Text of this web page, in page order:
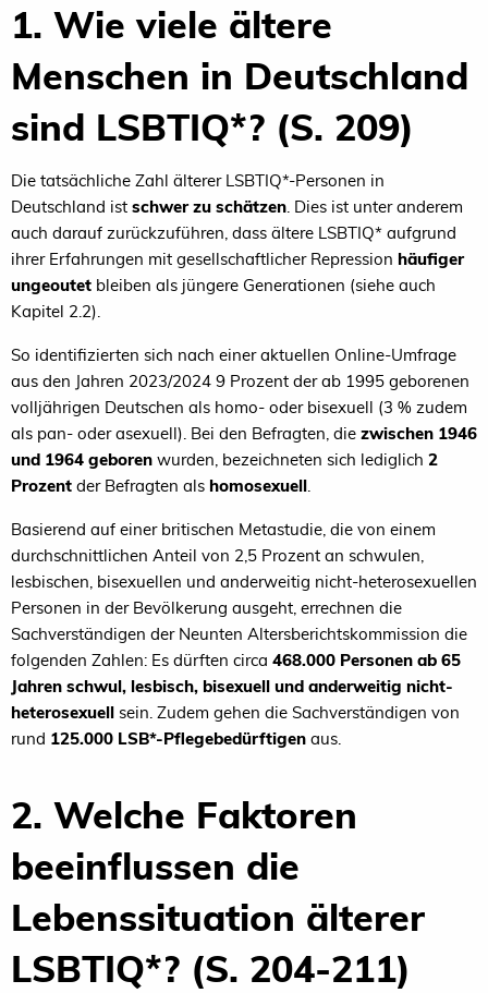
1. Wie viele ältere
Menschen in Deutschland
sind LSBTIQ*? (S. 209)
Die tatsächliche Zahl älterer LSBTIQ*-Personen in
Deutschland ist schwer zu schätzen. Dies ist unter anderem
auch darauf zurückzuführen, dass ältere LSBTIQ* aufgrund
ihrer Erfahrungen mit gesellschaftlicher Repression häufiger
ungeoutet bleiben als jüngere Generationen (siehe auch
Kapitel 2.2).
So identifizierten sich nach einer aktuellen Online-Umfrage
aus den Jahren 2023/2024 9 Prozent der ab 1995 geborenen
volljährigen Deutschen als homo- oder bisexuell (3 % zudem
als pan- oder asexuell). Bei den Befragten, die zwischen 1946
und 1964 geboren wurden, bezeichneten sich lediglich 2
Prozent der Befragten als homosexuell.
Basierend auf einer britischen Metastudie, die von einem
durchschnittlichen Anteil von 2,5 Prozent an schwulen,
lesbischen, bisexuellen und anderweitig nicht-heterosexuellen
Personen in der Bevölkerung ausgeht, errechnen die
Sachverständigen der Neunten Altersberichtskommission die
folgenden Zahlen: Es dürften circa 468.000 Personen ab 65
Jahren schwul, lesbisch, bisexuell und anderweitig nicht-
heterosexuell sein. Zudem gehen die Sachverständigen von
rund 125.000 LSB*-Pflegebedürftigen aus.
2. Welche Faktoren
beeinflussen die
Lebenssituation älterer
LSBTIQ*? (S. 204-211)